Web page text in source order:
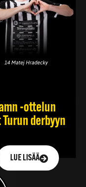
-ottelun
derbyyn
LUE LISÄÄ